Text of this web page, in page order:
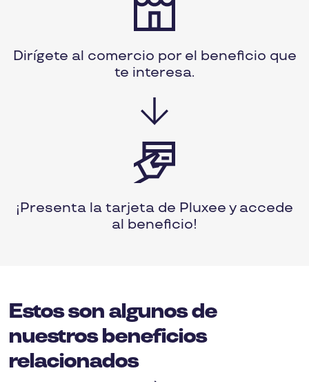
Dirígete al comercio por el beneficio que
te interesa.
¡Presenta la tarjeta de Pluxee y accede
al beneficio!
Estos son algunos de
nuestros beneficios
relacionados